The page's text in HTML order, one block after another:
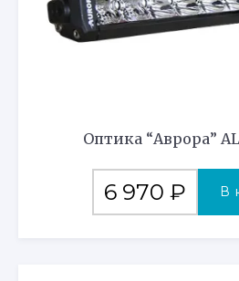
Оптика “Аврора”
6 970 ₽ В